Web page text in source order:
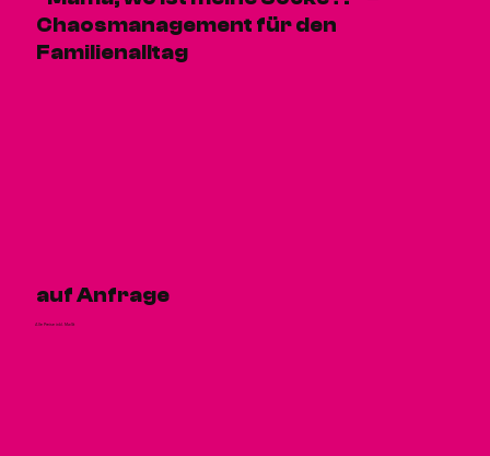
Chaosmanagement für den
Familienalltag
Alle Preise inkl. MwSt
auf Anfrage